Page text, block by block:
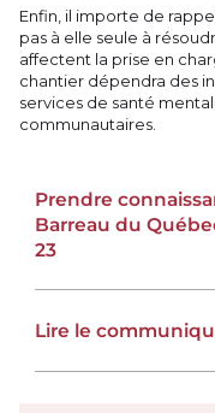
Enfin, il importe de
pas à elle seule à
affectent la prise en
chantier dépendra des
services de santé
communautaires.
Prendre
Barreau du
23
Lire le